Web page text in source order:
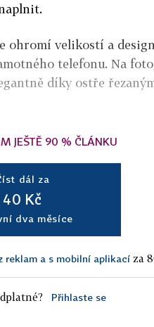
ohromí velikostí a
telefonu. Na
díky ostře
JEŠTĚ 90 % ČLÁNKU
dál za
40 Kč
dva měsíce
reklam a s mobilní aplikací za
Přihlaste se